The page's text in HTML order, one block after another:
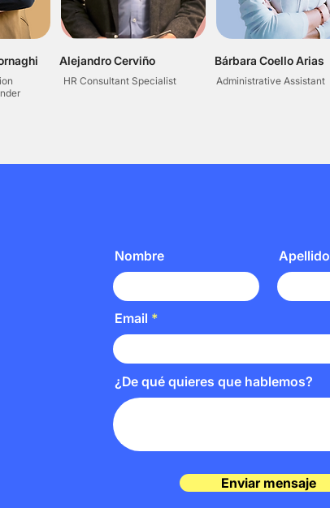
Alejandro Cerviño
HR Consultant Specialist
Bárbara Coello Arias
Administrative Assistant
Nombre Apellido
Email
¿De qué quieres que hablemos?
Enviar mensaje